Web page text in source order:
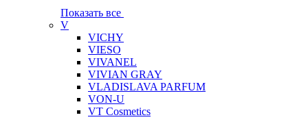
Показать все
V
VICHY
VIESO
VIVANEL
VIVIAN GRAY
VLADISLAVA PARFUM
VON-U
VT Cosmetics